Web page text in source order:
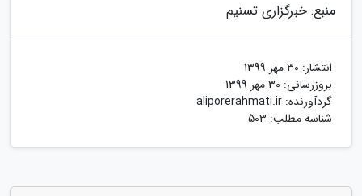
منبع: خبرگزاری تسنیم
انتشار: 30 مهر 1399
بروزرسانی: 30 مهر 1399
گردآورنده: aliporerahmati.ir
شناسه مطلب: 503